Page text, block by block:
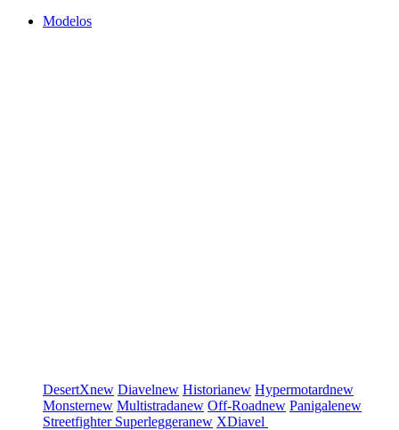
Modelos
DesertXnew Diavelnew Historianew Hypermotardnew
Monsternew Multistradanew Off-Roadnew Panigalenew
Streetfighter Superleggeranew XDiavel